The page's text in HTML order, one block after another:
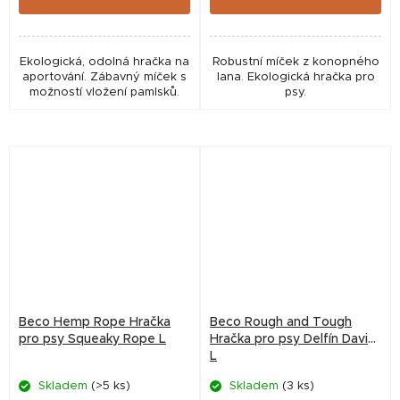
Ekologická, odolná hračka na
aportování. Zábavný míček s
možností vložení pamlsků.
Robustní míček z konopného
lana. Ekologická hračka pro
psy.
Beco Hemp Rope Hračka
pro psy Squeaky Rope L
Skladem (>5 ks)
Beco Rough and Tough
Hračka pro psy Delfín David
L
Skladem (3 ks)